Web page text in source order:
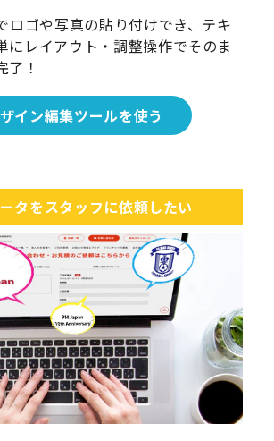
ロゴや写真の貼り付けでき、テキ
にレイアウト・調整操作でそのま
了！
イン編集ツールを使う
タをスタッフに依頼したい